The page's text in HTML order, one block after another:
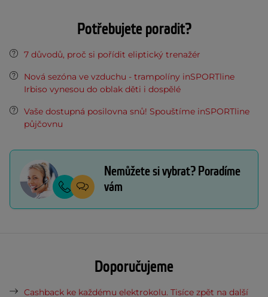
Potřebujete poradit?
7 důvodů, proč si pořídit eliptický trenažér
Nová sezóna ve vzduchu - trampolíny inSPORTline
Irbiso vynesou do oblak děti i dospělé
Vaše dostupná posilovna snů! Spouštíme inSPORTline
půjčovnu
Nemůžete si vybrat? Poradíme
vám
Doporučujeme
Cashback ke každému elektrokolu. Tisíce zpět na další